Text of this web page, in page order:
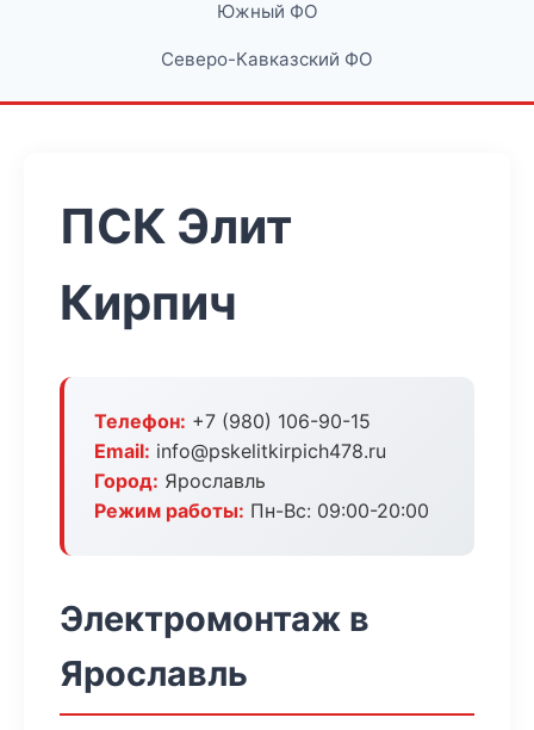
Южный ФО
Северо-Кавказский ФО
ПСК Элит
Кирпич
Телефон: +7 (980) 106-90-15
Email: info@pskelitkirpich478.ru
Город: Ярославль
Режим работы: Пн-Вс: 09:00-20:00
Электромонтаж в
Ярославль